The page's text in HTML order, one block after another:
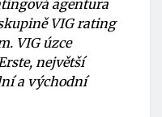
agentura
VIG rating
VIG úzce
největší
a východní